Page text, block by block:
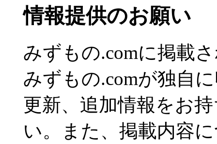
情報提供のお願い
みずもの.comに掲載
みずもの.comが独自
更新、追加情報をお
い。また、掲載内容